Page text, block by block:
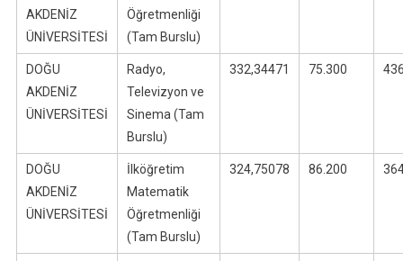
AKDENİZ
ÜNİVERSİTESİ
Öğretmenliği
(Tam Burslu)
DOĞU
AKDENİZ
ÜNİVERSİTESİ
Radyo,
Televizyon ve
Sinema (Tam
Burslu)
332,34471 75.300
DOĞU
AKDENİZ
ÜNİVERSİTESİ
İlköğretim
Matematik
Öğretmenliği
(Tam Burslu)
324,75078 86.200